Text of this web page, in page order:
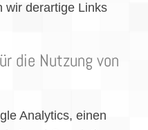
wir derartige Links
die Nutzung von
Analytics, einen